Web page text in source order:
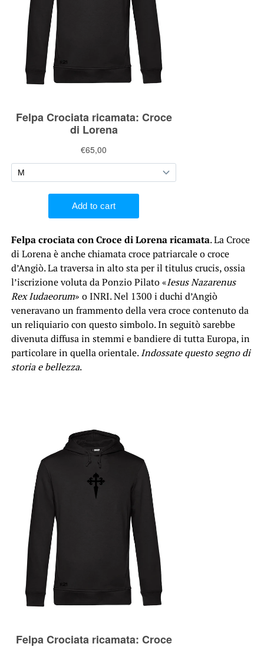
Felpa crociata con Croce di Lorena ricamata. La Croce
di Lorena è anche chiamata croce patriarcale o croce
d’Angiò. La traversa in alto sta per il titulus crucis, ossia
l’iscrizione voluta da Ponzio Pilato «Iesus Nazarenus
Rex Iudaeorum» o INRI. Nel 1300 i duchi d’Angiò
veneravano un frammento della vera croce contenuto da
un reliquiario con questo simbolo. In seguitò sarebbe
divenuta diffusa in stemmi e bandiere di tutta Europa, in
particolare in quella orientale.Indossate questo segno di
storia e bellezza.